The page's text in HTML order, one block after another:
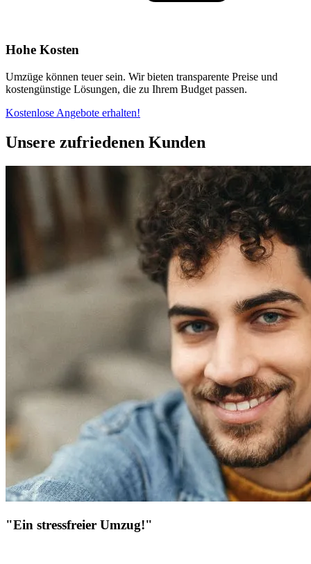
Hohe Kosten
Umzüge können teuer sein. Wir bieten transparente Preise und
kostengünstige Lösungen, die zu Ihrem Budget passen.
Kostenlose Angebote erhalten!
Unsere zufriedenen Kunden
"Ein stressfreier Umzug!"